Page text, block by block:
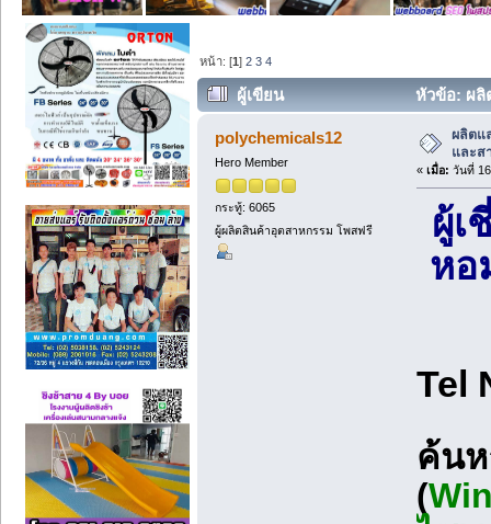
หน้า: [1]2 3 4
ผู้เขียน
หัวข้อ: ผลิ
ครั้ง)
polychemicals12
Hero Member
กระทู้: 6065
ผู้ผลิตสินค้าอุตสาหกรรม โพสฟรี
ผลิตแ
และส
« เมื่อ: วันที่
ผู้เ
หอ
Tel
ค้น
(